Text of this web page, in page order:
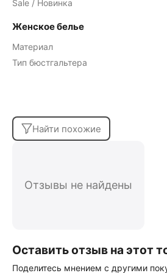
Sale / Новинка
Женское белье
Материал
Тип бюстгальтера
Найти похожие
Отзывы не найдены
Оставить отзыв на этот
Поделитесь мнением с другими